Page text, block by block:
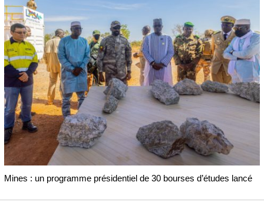
Mines : un programme présidentiel de 30 bourses d’études lancé